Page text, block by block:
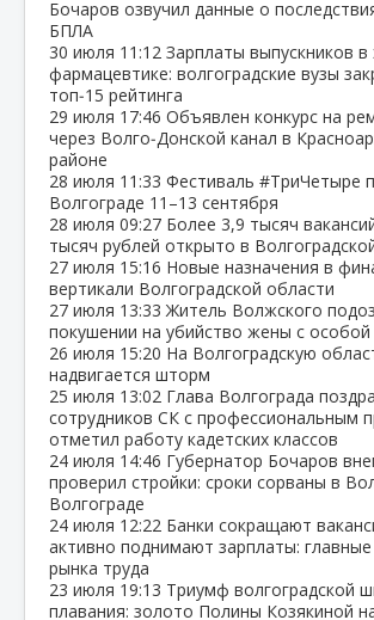
Бочаров озвучил данные о
БПЛА
30 июля 11:12 Зарплаты выпускников в
фармацевтике: волгоградские вузы
топ‑15 рейтинга
29 июля 17:46 Объявлен конкурс на
через Волго‑Донской канал в
районе
28 июля 11:33 Фестиваль #ТриЧетыре
Волгограде 11–13 сентября
28 июля 09:27 Более 3,9 тысяч
тысяч рублей открыто в
27 июля 15:16 Новые назначения в
вертикали Волгоградской области
27 июля 13:33 Житель Волжского
покушении на убийство жены с
26 июля 15:20 На Волгоградскую
надвигается шторм
25 июля 13:02 Глава Волгограда
сотрудников СК с профессиональным
отметил работу кадетских классов
24 июля 14:46 Губернатор Бочаров
проверил стройки: сроки сорваны в
Волгограде
24 июля 12:22 Банки сокращают
активно поднимают зарплаты:
рынка труда
23 июля 19:13 Триумф волгоградской
плавания: золото Полины Козякиной